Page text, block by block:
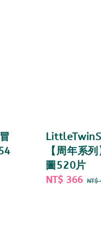
【周年系
圖520片
Sale
NT$ 366 NT$